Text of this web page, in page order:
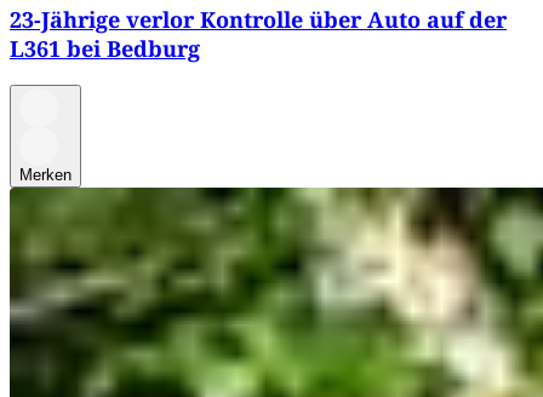
23-Jährige verlor Kontrolle über Auto auf der
L361 bei Bedburg
Merken